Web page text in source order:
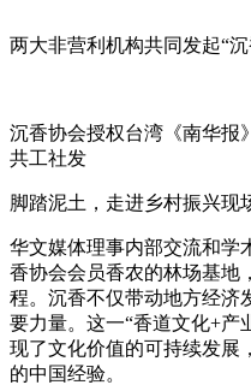
两大非营利机构共同发起“
沉香协会授权台湾《南华报
共工社发
脚踏泥土，走进乡村振兴现
华文媒体理事内部交流和学
香协会会员香农的林场基地
程。沉香不仅带动地方经济
要力量。这一“香道文化+产
现了文化价值的可持续发展
的中国经验。